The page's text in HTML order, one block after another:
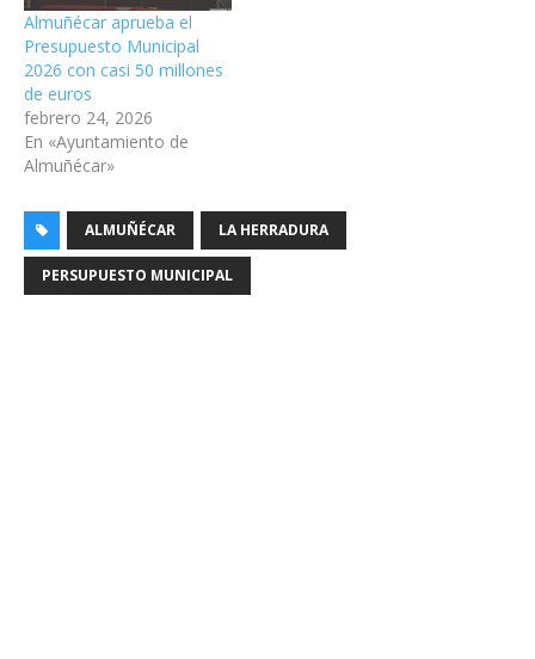
Almuñécar aprueba el
Presupuesto Municipal
2026 con casi 50 millones
de euros
febrero 24, 2026
En «Ayuntamiento de
Almuñécar»
ALMUÑÉCAR LA HERRADURA
PERSUPUESTO MUNICIPAL